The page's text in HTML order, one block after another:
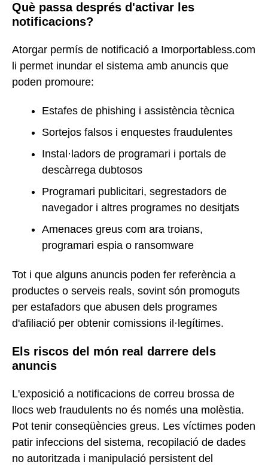
Què passa després d'activar les
notificacions?
Atorgar permís de notificació a Imorportabless.com
li permet inundar el sistema amb anuncis que
poden promoure:
Estafes de phishing i assistència tècnica
Sortejos falsos i enquestes fraudulentes
Instal·ladors de programari i portals de
descàrrega dubtosos
Programari publicitari, segrestadors de
navegador i altres programes no desitjats
Amenaces greus com ara troians,
programari espia o ransomware
Tot i que alguns anuncis poden fer referència a
productes o serveis reals, sovint són promoguts
per estafadors que abusen dels programes
d'afiliació per obtenir comissions il·legítimes.
Els riscos del món real darrere dels
anuncis
L'exposició a notificacions de correu brossa de
llocs web fraudulents no és només una molèstia.
Pot tenir conseqüències greus. Les víctimes poden
patir infeccions del sistema, recopilació de dades
no autoritzada i manipulació persistent del